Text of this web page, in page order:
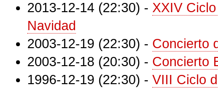
2013-12-14 (22:30) - XXIV
Navidad
2003-12-19 (22:30) - Concierto
2003-12-18 (20:30) - Concierto
1996-12-19 (22:30) - VIII Ciclo